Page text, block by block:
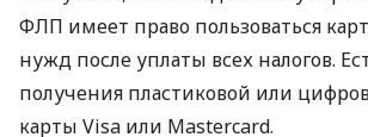
ФЛП имеет право пользоваться
нужд после уплаты всех налогов.
получения пластиковой или
карты Visa или Mastercard.